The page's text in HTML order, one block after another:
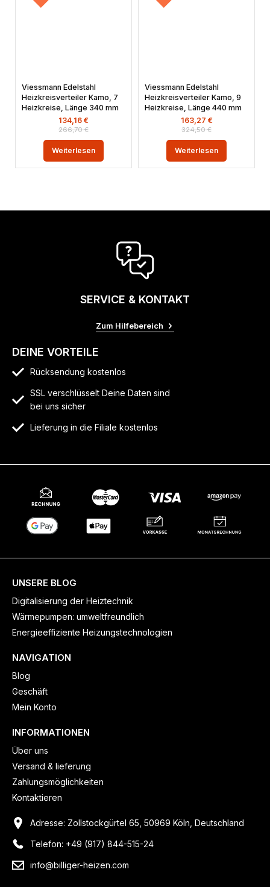
Viessmann Edelstahl
Heizkreisverteiler Kamo, 7
Heizkreise, Länge 340 mm
266,70€
134,16 €
Weiterlesen
Viessmann Edelstahl
Heizkreisverteiler Kamo, 9
Heizkreise, Länge 440 mm
324,50€
163,27 €
Weiterlesen
SERVICE & KONTAKT
Zum Hilfebereich
DEINE VORTEILE
Rücksendung kostenlos
SSL verschlüsselt Deine Daten sind
bei uns sicher
Lieferung in die Filiale kostenlos
UNSERE BLOG
Digitalisierung der Heiztechnik
Wärmepumpen: umweltfreundlich
Energieeffiziente Heizungstechnologien
NAVIGATION
Blog
Geschäft
Mein Konto
INFORMATIONEN
Über uns
Versand & lieferung
Zahlungsmöglichkeiten
Kontaktieren
Adresse: Zollstockgürtel 65, 50969 Köln, Deutschland
Telefon: +49 (917) 844-515-24
info@billiger-heizen.com